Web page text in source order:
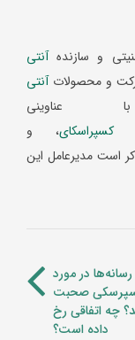
و سازندهآنتی
و محصولاتآنتی
کسپراسکای، و
است مدیرعامل این
در مورد
صحبت
چه اتفاقی رخ
داده است؟